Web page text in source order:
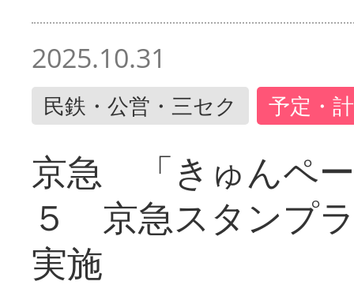
2025.10.31
民鉄・公営・三セク 予定・
京急 「きゅんペ
５ 京急スタンプ
実施